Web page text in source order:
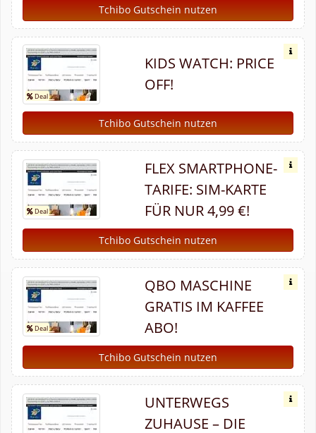
Tchibo Gutschein nutzen
KIDS WATCH: PRICE
OFF!
Tchibo Gutschein nutzen
FLEX SMARTPHONE-
TARIFE: SIM-KARTE
FÜR NUR 4,99 €!
Tchibo Gutschein nutzen
QBO MASCHINE
GRATIS IM KAFFEE
ABO!
Tchibo Gutschein nutzen
UNTERWEGS
ZUHAUSE – DIE